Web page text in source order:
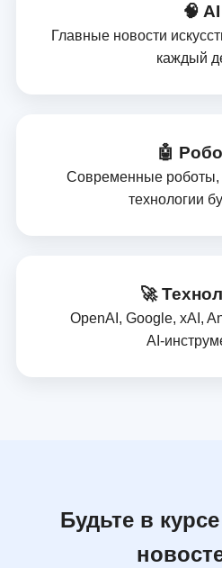
🧠 AI
Главные новости
каждый
🤖
Современные роботы,
технологии
🚀
OpenAI, Google, xAI,
Будьте в